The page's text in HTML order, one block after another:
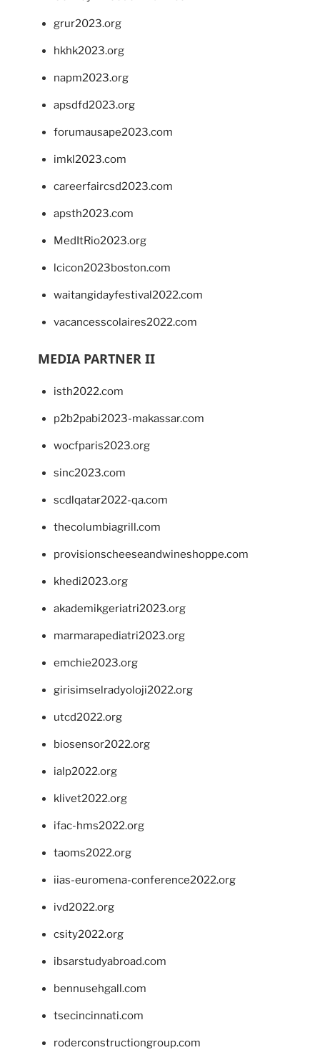
grur2023.org
hkhk2023.org
napm2023.org
apsdfd2023.org
forumausape2023.com
imkl2023.com
careerfaircsd2023.com
apsth2023.com
MedItRio2023.org
lcicon2023boston.com
waitangidayfestival2022.com
vacancesscolaires2022.com
MEDIA PARTNER II
isth2022.com
p2b2pabi2023-makassar.com
wocfparis2023.org
sinc2023.com
scdlqatar2022-qa.com
thecolumbiagrill.com
provisionscheeseandwineshoppe.com
khedi2023.org
akademikgeriatri2023.org
marmarapediatri2023.org
emchie2023.org
girisimselradyoloji2022.org
utcd2022.org
biosensor2022.org
ialp2022.org
klivet2022.org
ifac-hms2022.org
taoms2022.org
iias-euromena-conference2022.org
ivd2022.org
csity2022.org
ibsarstudyabroad.com
bennusehgall.com
tsecincinnati.com
roderconstructiongroup.com